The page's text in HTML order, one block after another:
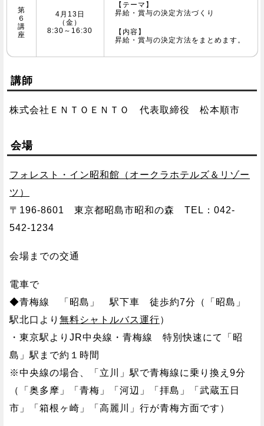
第
６
講
座
4月13日
（金）
8:30～16:30
【テーマ】
昇給・賞与の決定方法づくり
【内容】
昇給・賞与の決定方法をまとめます。
講師
株式会社ＥＮＴＯＥＮＴＯ 代表取締役 松本順市
会場
フォレスト・イン昭和館（オークラホテルズ＆リゾー
ツ）
〒196-8601 東京都昭島市昭和の森 TEL：042-
542-1234
会場までの交通
電車で
◆青梅線 「昭島」 駅下車 徒歩約7分（「昭島」
駅北口より 無料シャトルバス運行）
・東京駅よりJR中央線・青梅線 特別快速にて「昭
島」駅まで約１時間
※中央線の場合、「立川」駅で青梅線に乗り換え9分
（「奥多摩」「青梅」「河辺」「拝島」「武蔵五日
市」「箱根ヶ崎」「高麗川」行が青梅方面です）